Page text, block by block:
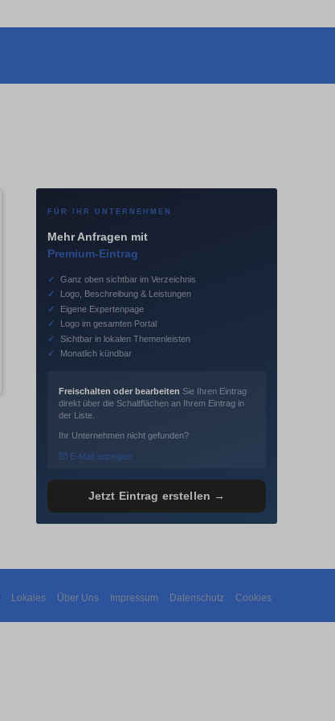
FÜR IHR UNTERNEHMEN
Mehr Anfragen mit
Premium-Eintrag
✓
Ganz oben sichtbar im Verzeichnis
✓
Logo, Beschreibung & Leistungen
✓
Eigene Expertenpage
✓
Logo im gesamten Portal
✓
Sichtbar in lokalen Themenleisten
✓
Monatlich kündbar
Freischalten oder bearbeiten Sie Ihren Eintrag
direkt über die Schaltflächen an Ihrem Eintrag in
der Liste.
Ihr Unternehmen nicht gefunden?
E-Mail anzeigen
Jetzt Eintrag erstellen →
Lokales Über Uns Impressum Datenschutz Cookies